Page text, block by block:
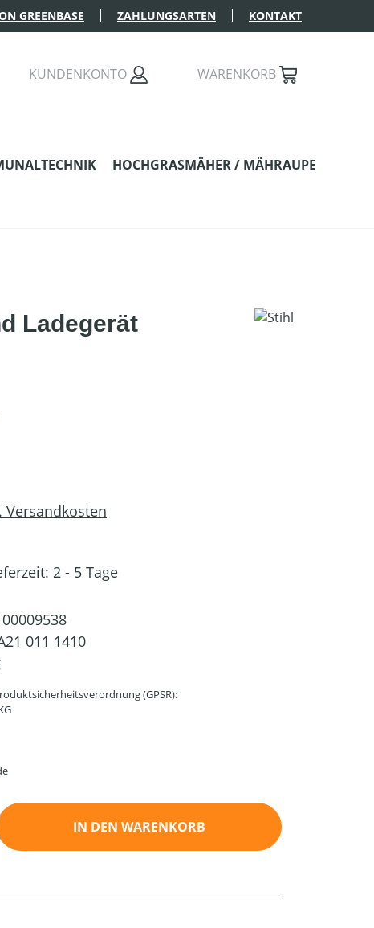
GREENBASE ZAHLUNGSARTEN KONTAKT
KUNDENKONTO WARENKORB
HOCHGRASMÄHER / MÄHRAUPE
Ladegerät
Versandkosten
2 - 5 Tage
011 1410
(GPSR):
Gib den gewünschten Wert ein oder
IN DEN WARENKORB